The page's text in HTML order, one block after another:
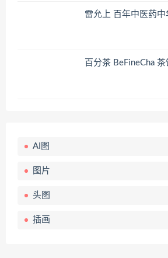
雷允上 百年中医药
百分茶 BeFineCha 茶
AI图
图片
头图
插画